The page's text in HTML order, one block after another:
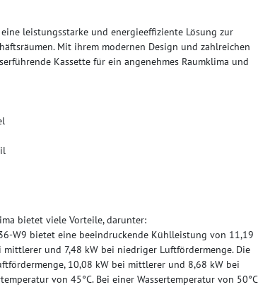
leistungsstarke und energieeffiziente Lösung zur
Mit ihrem modernen Design und zahlreichen
Kassette für ein angenehmes Raumklima und
bietet viele Vorteile, darunter:
W9 bietet eine beeindruckende Kühlleistung von 11,19
und 7,48 kW bei niedriger Luftfördermenge. Die
10,08 kW bei mittlerer und 8,68 kW bei
von 45°C. Bei einer Wassertemperatur von 50°C